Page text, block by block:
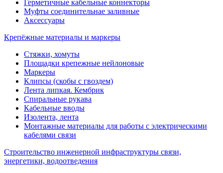
Герметичные кабельные коннекторы
Муфты соединительнае заливные
Аксессуары
Крепёжные материалы и маркеры
Стяжки, хомуты
Площадки крепежные нейлоновые
Маркеры
Клипсы (скобы с гвоздем)
Лента липкая. Кембрик
Спиральные рукава
Кабельные вводы
Изолента, лента
Монтажные материалы для работы с электрическими
кабелями связи
Строительство инженерной инфраструктуры связи,
энергетики, водоотведения